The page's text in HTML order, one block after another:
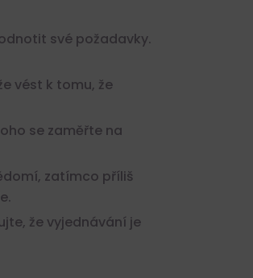
své požadavky.
vést k tomu, že
se zaměřte na
zatímco příliš
že vyjednávání je